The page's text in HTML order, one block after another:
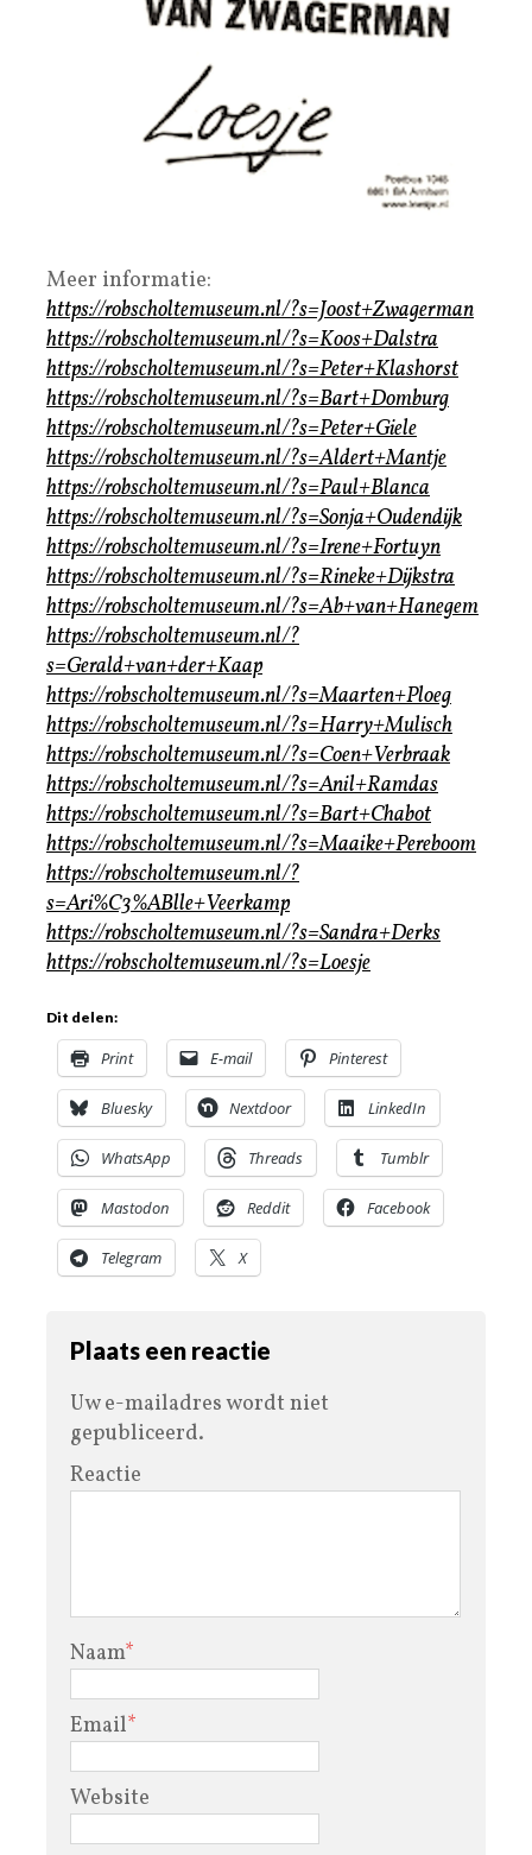
Meer informatie:
https://robscholtemuseum.nl/?s=Joost+Zwagerman
https://robscholtemuseum.nl/?s=Koos+Dalstra
https://robscholtemuseum.nl/?s=Peter+Klashorst
https://robscholtemuseum.nl/?s=Bart+Domburg
https://robscholtemuseum.nl/?s=Peter+Giele
https://robscholtemuseum.nl/?s=Aldert+Mantje
https://robscholtemuseum.nl/?s=Paul+Blanca
https://robscholtemuseum.nl/?s=Sonja+Oudendijk
https://robscholtemuseum.nl/?s=Irene+Fortuyn
https://robscholtemuseum.nl/?s=Rineke+Dijkstra
https://robscholtemuseum.nl/?s=Ab+van+Hanegem
https://robscholtemuseum.nl/?
s=Gerald+van+der+Kaap
https://robscholtemuseum.nl/?s=Maarten+Ploeg
https://robscholtemuseum.nl/?s=Harry+Mulisch
https://robscholtemuseum.nl/?s=Coen+Verbraak
https://robscholtemuseum.nl/?s=Anil+Ramdas
https://robscholtemuseum.nl/?s=Bart+Chabot
https://robscholtemuseum.nl/?s=Maaike+Pereboom
https://robscholtemuseum.nl/?
s=Ari%C3%ABlle+Veerkamp
https://robscholtemuseum.nl/?s=Sandra+Derks
https://robscholtemuseum.nl/?s=Loesje
Dit delen:
Print E-mail Pinterest
Bluesky Nextdoor LinkedIn
WhatsApp Threads Tumblr
Mastodon Reddit Facebook
Telegram X
Plaats een reactie
Uw e-mailadres wordt niet
gepubliceerd.
Reactie
Naam*
Email*
Website